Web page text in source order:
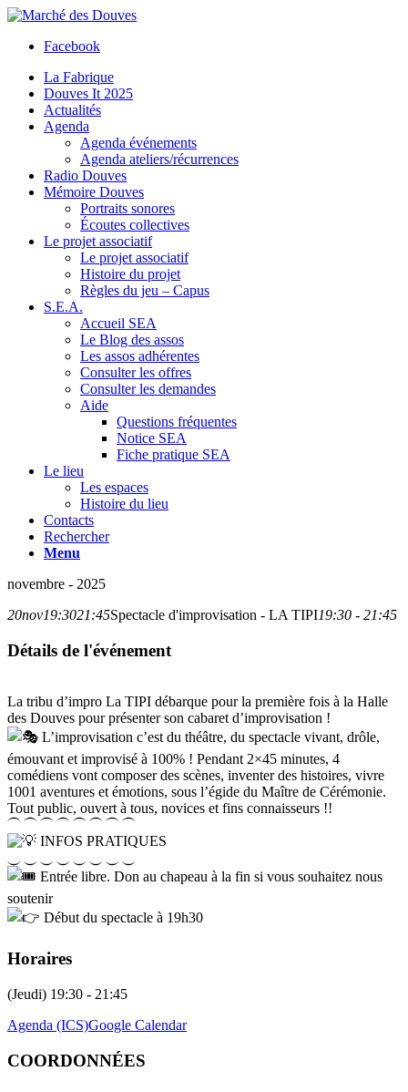
Facebook
La Fabrique
Douves It 2025
Actualités
Agenda
Agenda événements
Agenda ateliers/récurrences
Radio Douves
Mémoire Douves
Portraits sonores
Écoutes collectives
Le projet associatif
Le projet associatif
Histoire du projet
Règles du jeu – Capus
S.E.A.
Accueil SEA
Le Blog des assos
Les assos adhérentes
Consulter les offres
Consulter les demandes
Aide
Questions fréquentes
Notice SEA
Fiche pratique SEA
Le lieu
Les espaces
Histoire du lieu
Contacts
Rechercher
Menu
novembre - 2025
20nov19:3021:45Spectacle d'improvisation - LA TIPI19:30 - 21:45
Détails de l'événement
La tribu d’impro La TIPI débarque pour la première fois à la Halle
des Douves pour présenter son cabaret d’improvisation !
L’improvisation c’est du théâtre, du spectacle vivant, drôle,
émouvant et improvisé à 100% ! Pendant 2×45 minutes, 4
comédiens vont composer des scènes, inventer des histoires, vivre
1001 aventures et émotions, sous l’égide du Maître de Cérémonie.
Tout public, ouvert à tous, novices et fins connaisseurs !!
⏜ ⏜ ⏜ ⏜ ⏜ ⏜ ⏜ ⏜
INFOS PRATIQUES
⏝ ⏝ ⏝ ⏝ ⏝ ⏝ ⏝ ⏝
Entrée libre. Don au chapeau à la fin si vous souhaitez nous
soutenir
Début du spectacle à 19h30
Horaires
(Jeudi) 19:30 - 21:45
Agenda (ICS)Google Calendar
COORDONNÉES